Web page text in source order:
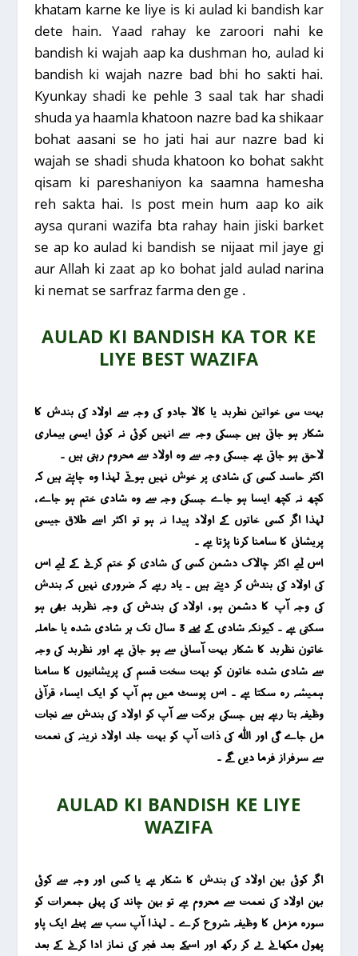
khatam karne ke liye is ki aulad ki bandish kar
dete hain. Yaad rahay ke zaroori nahi ke
bandish ki wajah aap ka dushman ho, aulad ki
bandish ki wajah nazre bad bhi ho sakti hai.
Kyunkay shadi ke pehle 3 saal tak har shadi
shuda ya haamla khatoon nazre bad ka shikaar
bohat aasani se ho jati hai aur nazre bad ki
wajah se shadi shuda khatoon ko bohat sakht
qisam ki pareshaniyon ka saamna hamesha
reh sakta hai. Is post mein hum aap ko aik
aysa qurani wazifa bta rahay hain jiski barket
se ap ko aulad ki bandish se nijaat mil jaye gi
aur Allah ki zaat ap ko bohat jald aulad narina
ki nemat se sarfraz farma den ge .
AULAD KI BANDISH KA TOR KE
LIYE BEST WAZIFA
بہت سی خواتین نطربد یا کالا جادو کی وجہ سے اولاد کی بندش کا
شکار ہو جاتی ہیں جسکی وجہ سے انہیں کوئی نہ کوئی ایسی بیماری
لاحق ہو جاتی ہے جسکی وجہ سے وہ اولاد سے محروم رہتی ہیں ۔
اکثر حاسد کسی کی شادی پر خوش نہیں ہوتے لہذا وہ چاہتے ہیں کہ
کچھ نہ کچھ ایسا ہو جاے جسکی وجہ سے وہ شادی ختم ہو جاے ،
لہذا اگر کسی خاتوں کے اولاد پیدا نہ ہو تو اکثر اسے طلاق جیسی
پریشانی کا سامنا کرنا پڑتا ہے ۔
اس لیے اکثر چالاک دشمن کسی کی شادی کو ختم کرنے کے لیے اس
کی اولاد کی بندش کر دیتے ہیں ۔ یاد رہے کہ ضروری نہیں کہ بندش
کی وجہ آپ کا دشمن ہو ، اولاد کی بندش کی وجہ نظربد بھی ہو
سکتی ہے ۔ کیونکہ شادی کے پہے 3 سال تک ہر شادی شدہ یا حاملہ
خاتون نظربد کا شکار بہت آسانی سے ہو جاتی ہے اور نظربد کی وجہ
سے شادی شدہ خاتون کو بہت سخت قسم کی پریشانیوں کا سامنا
ہمیشہ رہ سکتا ہے ۔ اس پوسٹ میں ہم آپ کو ایک ایساء قرآنی
وظیفہ بتا رہے ہیں جسکی برکت سے آپ کو اولاد کی بندش سے نجات
مل جاے گی اور اللہ کی ذات آپ کو بہت جلد اولاد نرینہ کی نعمت
سے سرفراز فرما دیں گے ۔
AULAD KI BANDISH KE LIYE
WAZIFA
اگر کوئی بہن اولاد کی بندش کا شکار ہے یا کسی اور وجہ سے کوئی
بہن اولاد کی نعمت سے محروم ہے تو بہن چاند کی پہلی جمعرات کو
سورہ مزمل کا وظیفہ شروع کرے ۔ لہذا آپ سب سے پہلے ایک پاو
پھول مکھانے لے کر رکھ اور اسکے بعد فجر کی نماز ادا کرنے کے بعد